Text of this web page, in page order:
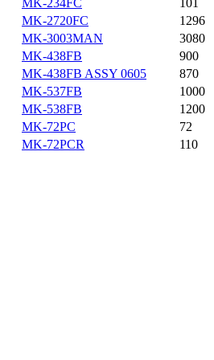
MK-234FC
101
MK-2720FC
1296
MK-3003MAN
3080
MK-438FB
900
MK-438FB ASSY 0605
870
MK-537FB
1000
MK-538FB
1200
MK-72PC
72
MK-72PCR
110